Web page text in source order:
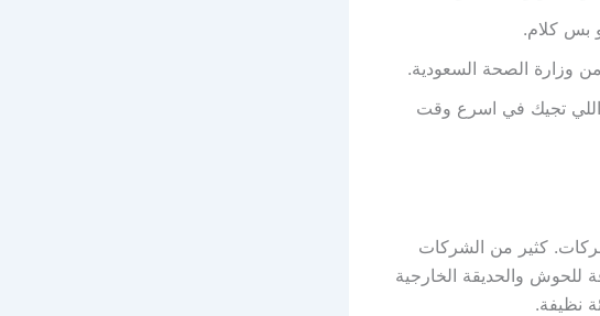
بس كلام.
وزارة الصحة السعودية.
اللي تجيك في اسرع وقت
كثير من الشركات
والحديقة الخارجية
نظيفة.